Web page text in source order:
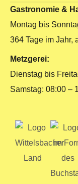
Gastronomie &
Montag bis
364 Tage im Jahr,
Metzgerei:
Dienstag bis
Samstag: 08:00 –